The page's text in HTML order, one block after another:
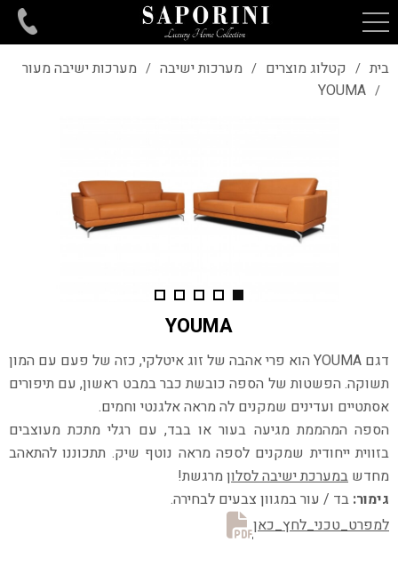
בית / קטלוג מוצרים / מערכות ישיבה / מערכות ישיבה מעור
/
YOUMA
YOUMA
דגם YOUMA הוא פרי אהבה של זוג איטלקי, כזה של פעם עם המון
תשוקה. הפשטות של הספה כובשת כבר במבט ראשון, עם תיפורים
אסתטיים ועדינים שמקנים לה מראה אלגנטי וחמים.
הספה המהממת מגיעה בעור או בבד, עם רגלי מתכת מעוצבים
בזווית ייחודית שמקנים לספה מראה נוטף שיק. תתכוננו להתאהב
מחדש במערכת ישיבה לסלוןמרגשת!
גימור: בד / עור במגוון צבעים לבחירה.
למפרט_טכני_לחץ_כאן